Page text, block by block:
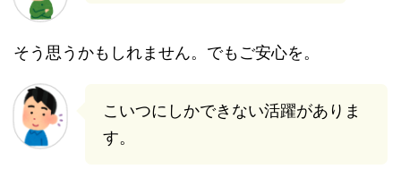
そう思うかもしれません。でもご安心を。
こいつにしかできない活躍がありま
す。